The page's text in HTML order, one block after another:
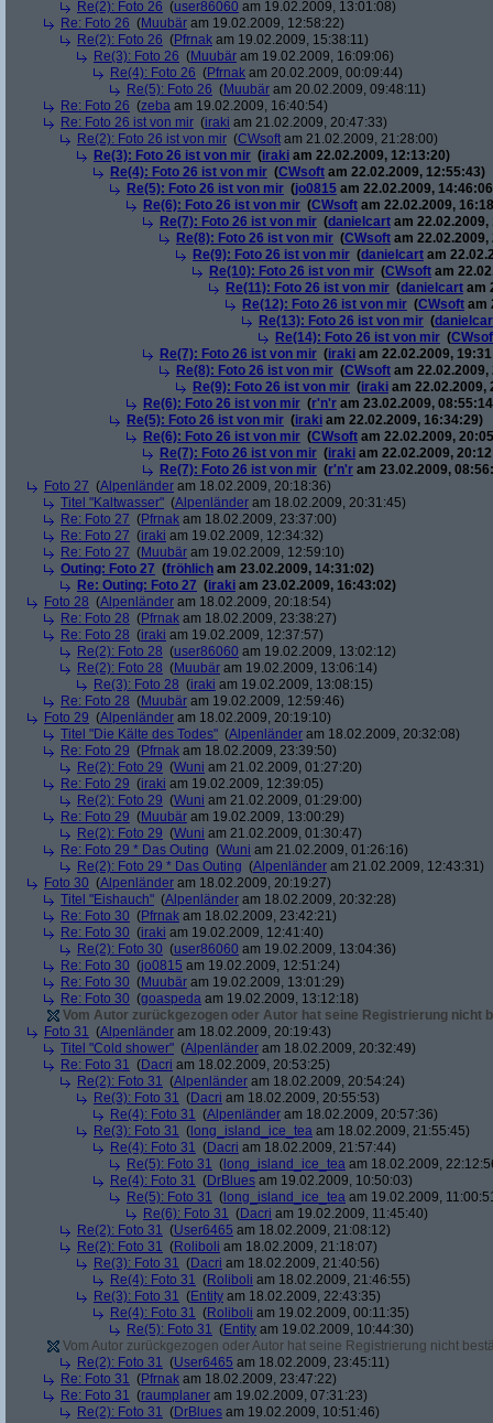
Re(2): Foto 26 (user86060 am 19.02.2009, 13:01:08)
Re: Foto 26 (Muubär am 19.02.2009, 12:58:22)
Re(2): Foto 26 (Pfrnak am 19.02.2009, 15:38:11)
Re(3): Foto 26 (Muubär am 19.02.2009, 16:09:06)
Re(4): Foto 26 (Pfrnak am 20.02.2009, 00:09:44)
Re(5): Foto 26 (Muubär am 20.02.2009, 09:48:11)
Re: Foto 26 (zeba am 19.02.2009, 16:40:54)
Re: Foto 26 ist von mir (iraki am 21.02.2009, 20:47:33)
Re(2): Foto 26 ist von mir (CWsoft am 21.02.2009, 21:28:00)
Re(3): Foto 26 ist von mir (iraki am 22.02.2009, 12:13:20)
Re(4): Foto 26 ist von mir (CWsoft am 22.02.2009, 12:55:43)
Re(5): Foto 26 ist von mir (jo0815 am 22.02.2009,
Re(6): Foto 26 ist von mir (CWsoft am 22.02.2009,
Re(7): Foto 26 ist von mir (danielcart am 22.02.2009,
Re(8): Foto 26 ist von mir (CWsoft am 22.02.2009,
Re(9): Foto 26 ist von mir (danielcart am
Re(10): Foto 26 ist von mir (CWsoft am
Re(11): Foto 26 ist von mir (danielcart am
Re(12): Foto 26 ist von mir (CWsoft am
Re(13): Foto 26 ist von mir (
Re(14): Foto 26 ist von mir (
Re(7): Foto 26 ist von mir (iraki am 22.02.2009,
Re(8): Foto 26 ist von mir (CWsoft am 22.02.2009,
Re(9): Foto 26 ist von mir (iraki am 22.02.2009,
Re(6): Foto 26 ist von mir (r'n'r am 23.02.2009,
Re(5): Foto 26 ist von mir (iraki am 22.02.2009, 16:34:29)
Re(6): Foto 26 ist von mir (CWsoft am 22.02.2009,
Re(7): Foto 26 ist von mir (iraki am 22.02.2009,
Re(7): Foto 26 ist von mir (r'n'r am 23.02.2009,
Foto 27 (Alpenländer am 18.02.2009, 20:18:36)
Titel "Kaltwasser" (Alpenländer am 18.02.2009, 20:31:45)
Re: Foto 27 (Pfrnak am 18.02.2009, 23:37:00)
Re: Foto 27 (iraki am 19.02.2009, 12:34:32)
Re: Foto 27 (Muubär am 19.02.2009, 12:59:10)
Outing: Foto 27 (fröhlich am 23.02.2009, 14:31:02)
Re: Outing: Foto 27 (iraki am 23.02.2009, 16:43:02)
Foto 28 (Alpenländer am 18.02.2009, 20:18:54)
Re: Foto 28 (Pfrnak am 18.02.2009, 23:38:27)
Re: Foto 28 (iraki am 19.02.2009, 12:37:57)
Re(2): Foto 28 (user86060 am 19.02.2009, 13:02:12)
Re(2): Foto 28 (Muubär am 19.02.2009, 13:06:14)
Re(3): Foto 28 (iraki am 19.02.2009, 13:08:15)
Re: Foto 28 (Muubär am 19.02.2009, 12:59:46)
Foto 29 (Alpenländer am 18.02.2009, 20:19:10)
Titel "Die Kälte des Todes" (Alpenländer am 18.02.2009, 20:32:08)
Re: Foto 29 (Pfrnak am 18.02.2009, 23:39:50)
Re(2): Foto 29 (Wuni am 21.02.2009, 01:27:20)
Re: Foto 29 (iraki am 19.02.2009, 12:39:05)
Re(2): Foto 29 (Wuni am 21.02.2009, 01:29:00)
Re: Foto 29 (Muubär am 19.02.2009, 13:00:29)
Re(2): Foto 29 (Wuni am 21.02.2009, 01:30:47)
Re: Foto 29 * Das Outing (Wuni am 21.02.2009, 01:26:16)
Re(2): Foto 29 * Das Outing (Alpenländer am 21.02.2009, 12:43:31)
Foto 30 (Alpenländer am 18.02.2009, 20:19:27)
Titel "Eishauch" (Alpenländer am 18.02.2009, 20:32:28)
Re: Foto 30 (Pfrnak am 18.02.2009, 23:42:21)
Re: Foto 30 (iraki am 19.02.2009, 12:41:40)
Re(2): Foto 30 (user86060 am 19.02.2009, 13:04:36)
Re: Foto 30 (jo0815 am 19.02.2009, 12:51:24)
Re: Foto 30 (Muubär am 19.02.2009, 13:01:29)
Re: Foto 30 (goaspeda am 19.02.2009, 13:12:18)
Vom Autor zurückgezogen oder Autor hat seine Registrierung nicht
Foto 31 (Alpenländer am 18.02.2009, 20:19:43)
Titel "Cold shower" (Alpenländer am 18.02.2009, 20:32:49)
Re: Foto 31 (Dacri am 18.02.2009, 20:53:25)
Re(2): Foto 31 (Alpenländer am 18.02.2009, 20:54:24)
Re(3): Foto 31 (Dacri am 18.02.2009, 20:55:53)
Re(4): Foto 31 (Alpenländer am 18.02.2009, 20:57:36)
Re(3): Foto 31 ( long_island_ice_tea am 18.02.2009, 21:55:45)
Re(4): Foto 31 (Dacri am 18.02.2009, 21:57:44)
Re(5): Foto 31 ( long_island_ice_tea am 18.02.2009,
Re(4): Foto 31 (DrBlues am 19.02.2009, 10:50:03)
Re(5): Foto 31 ( long_island_ice_tea am 19.02.2009,
Re(6): Foto 31 (Dacri am 19.02.2009, 11:45:40)
Re(2): Foto 31 (User6465 am 18.02.2009, 21:08:12)
Re(2): Foto 31 (Roliboli am 18.02.2009, 21:18:07)
Re(3): Foto 31 (Dacri am 18.02.2009, 21:40:56)
Re(4): Foto 31 (Roliboli am 18.02.2009, 21:46:55)
Re(3): Foto 31 (Entity am 18.02.2009, 22:43:35)
Re(4): Foto 31 (Roliboli am 19.02.2009, 00:11:35)
Re(5): Foto 31 (Entity am 19.02.2009, 10:44:30)
Vom Autor zurückgezogen oder Autor hat seine Registrierung nicht
Re(2): Foto 31 (User6465 am 18.02.2009, 23:45:11)
Re: Foto 31 (Pfrnak am 18.02.2009, 23:47:22)
Re: Foto 31 (raumplaner am 19.02.2009, 07:31:23)
Re(2): Foto 31 (DrBlues am 19.02.2009, 10:51:46)